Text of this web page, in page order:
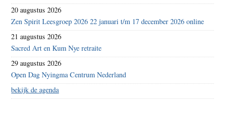
20 augustus 2026
Zen Spirit Leesgroep 2026 22 januari t/m 17 december 2026 online
21 augustus 2026
Sacred Art en Kum Nye retraite
29 augustus 2026
Open Dag Nyingma Centrum Nederland
bekijk de agenda